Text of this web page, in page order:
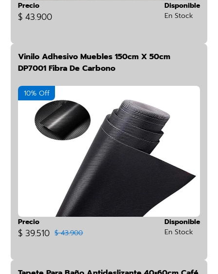
Precio
$ 43.900
Disponible
En Stock
Vinilo Adhesivo Muebles 150cm X 50cm
DP7001 Fibra De Carbono
10% Off
Precio
$ 39.510 $ 43.900
Disponible
En Stock